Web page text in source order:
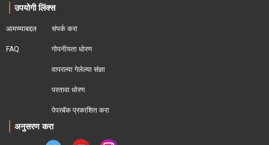
उपयोगी लिंक्स
आमच्याबद्दल
FAQ
संपर्क करा
गोपनीयता धोरण
वापरल्या गेलेल्या संज्ञा
परतावा धोरण
पेपरबॅक प्रकाशित करा
अनुसरण करा